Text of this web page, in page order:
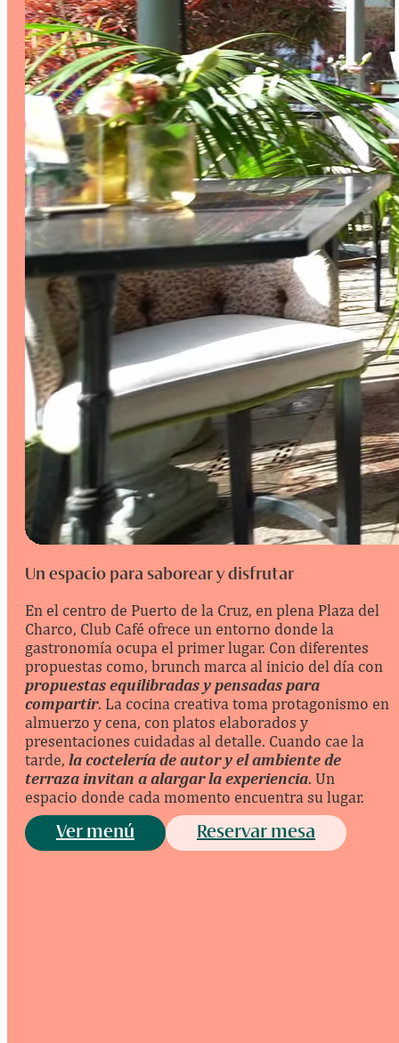
Un espacio para saborear y disfrutar
En el centro de Puerto de la Cruz, en plena Plaza del
Charco, Club Café ofrece un entorno donde la
gastronomía ocupa el primer lugar. Con diferentes
propuestas como, brunch marca al inicio del día con
propuestas equilibradas y pensadas para
compartir. La cocina creativa toma protagonismo en
almuerzo y cena, con platos elaborados y
presentaciones cuidadas al detalle. Cuando cae la
tarde, la coctelería de autor y el ambiente de
terraza invitan a alargar la experiencia. Un
espacio donde cada momento encuentra su lugar.
Ver menú Reservar mesa